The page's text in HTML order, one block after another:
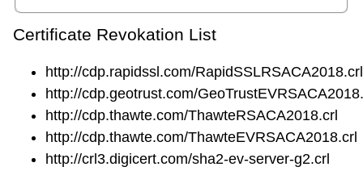
Certificate Revokation List
http://cdp.rapidssl.com/RapidSSLRSACA2018.crl
http://cdp.geotrust.com/
http://cdp.thawte.com/ThawteRSACA2018.crl
http://cdp.thawte.com/ThawteEVRSACA2018.crl
http://crl3.digicert.com/sha2-ev-server-g2.crl